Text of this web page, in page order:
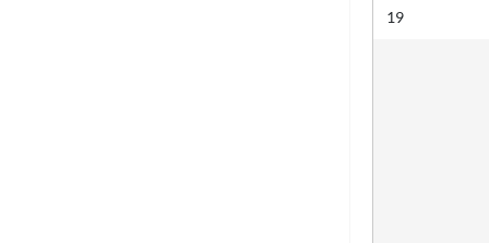
Résultat n°
19